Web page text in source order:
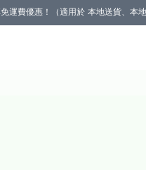
運費優惠！（適用於 本地送貨、本